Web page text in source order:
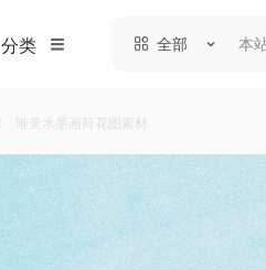
分类 全部
唯美水墨画荷花图素材